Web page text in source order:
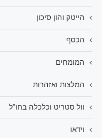
הייטק והון סיכון
הכסף
המומחים
המלצות ואזהרות
וול סטריט וכלכלה בחו"ל
וידאו